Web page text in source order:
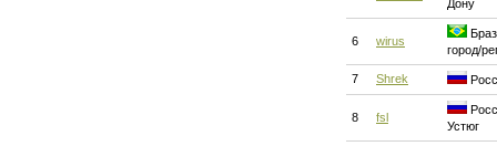
Дону
6 wirus
город/
7 Shrek
8 fsl
Устюг